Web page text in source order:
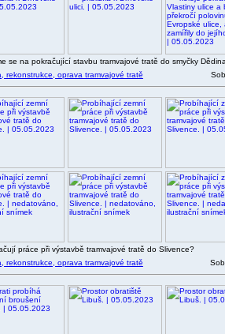
se na pokračující stavbu tramvajové tratě do smyčky
rekonstrukce, oprava tramvajové tratě
práce při výstavbě tramvajové tratě do Slivence?
rekonstrukce, oprava tramvajové tratě